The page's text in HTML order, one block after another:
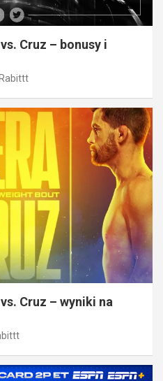
Cruz – bonusy i
Rabittt
Cruz – wyniki na